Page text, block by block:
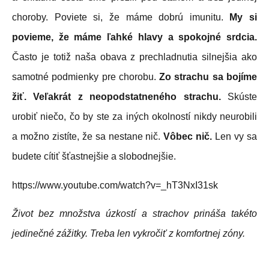
choroby. Poviete si, že máme dobrú imunitu.
My si
povieme, že máme ľahké hlavy a spokojné srdcia.
Často je totiž naša obava z prechladnutia silnejšia ako
samotné podmienky pre chorobu.Zo strachu sa bojíme
žiť. Veľakrát z neopodstatneného strachu.Skúste
urobiť niečo, čo by ste za iných okolností nikdy neurobili
a možno zistíte, že sa nestane nič.Vôbec nič. Len vy sa
budete cítiť šťastnejšie a slobodnejšie.
https://www.youtube.com/watch?v=_hT3NxI31sk
Život bez množstva úzkostí a strachov prináša takéto
jedinečné zážitky. Treba len vykročiť z komfortnej zóny.